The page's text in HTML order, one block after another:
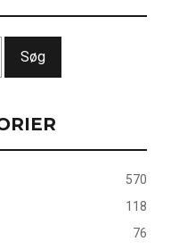
Søg
570
118
76